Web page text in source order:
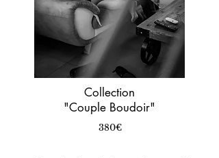
Collection
"Couple Boudoir"
380€